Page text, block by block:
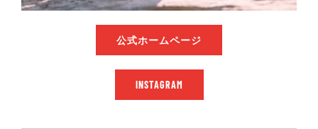
公式ホームページ
INSTAGRAM